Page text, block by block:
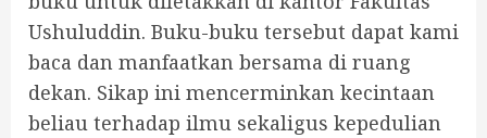
Ushuluddin. Buku-buku tersebut dapat kami
baca dan manfaatkan bersama di ruang
dekan. Sikap ini mencerminkan kecintaan
beliau terhadap ilmu sekaligus kepedulian